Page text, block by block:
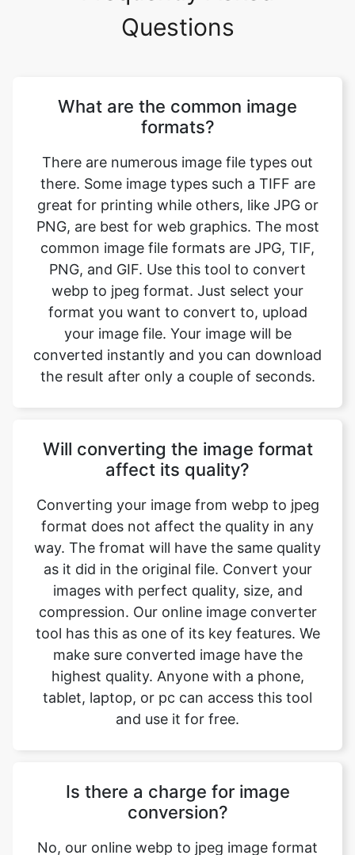
What are the common image
there. Some image types such a TIFF are
great for printing while others, like JPG or
PNG, are best for web graphics. The most
common image file formats are JPG, TIF,
PNG, and GIF. Use this tool to convert
webp to jpeg format. Just select your
format you want to convert to, upload
your image file. Your image will be
converted instantly and you can download
the result after only a couple of seconds.
Will converting the image format
format does not affect the quality in any
way. The fromat will have the same quality
as it did in the original file. Convert your
images with perfect quality, size, and
compression. Our online image converter
tool has this as one of its key features. We
make sure converted image have the
highest quality. Anyone with a phone,
tablet, laptop, or pc can access this tool
and use it for free.
Is there a charge for image
converter is completely free to use which
means you may use it as often as you want
without spending a single penny and it